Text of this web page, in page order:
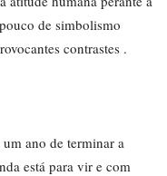
de simbolismo
contrastes .
ano de terminar a
está para vir e com